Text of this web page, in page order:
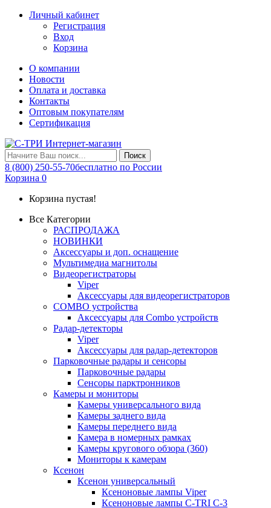
Личный кабинет
Регистрация
Вход
Корзина
О компании
Новости
Оплата и доставка
Контакты
Оптовым покупателям
Сертификация
Поиск
8 (800) 250-55-70бесплатно по России
Корзина 0
Корзина пустая!
Все Категории
РАСПРОДАЖА
НОВИНКИ
Аксессуары и доп. оснащение
Мультимедиа магнитолы
Видеорегистраторы
Viper
Аксессуары для видеорегистраторов
COMBO устройства
Аксессуары для Combo устройств
Радар-детекторы
Viper
Аксессуары для радар-детекторов
Парковочные радары и сенсоры
Парковочные радары
Сенсоры парктронников
Камеры и мониторы
Камеры универсального вида
Камеры заднего вида
Камеры переднего вида
Камера в номерных рамках
Камеры кругового обзора (360)
Мониторы к камерам
Ксенон
Ксенон универсальный
Ксеноновые лампы Viper
Ксеноновые лампы C-TRI С-3